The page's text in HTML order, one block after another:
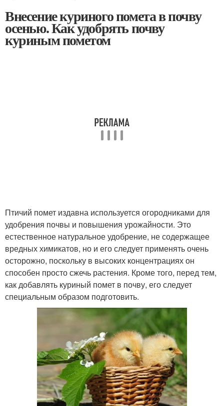
Внесение куриного помета в почву
осенью. Как удобрять почву
куриным пометом
Птичий помет издавна используется огородниками для
удобрения почвы и повышения урожайности. Это
естественное натуральное удобрение, не содержащее
вредных химикатов, но и его следует применять очень
осторожно, поскольку в высоких концентрациях он
способен просто сжечь растения. Кроме того, перед тем,
как добавлять куриный помет в почву, его следует
специальным образом подготовить.